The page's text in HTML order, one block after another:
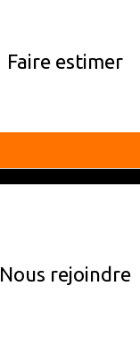
Faire estimer
Nous rejoindre